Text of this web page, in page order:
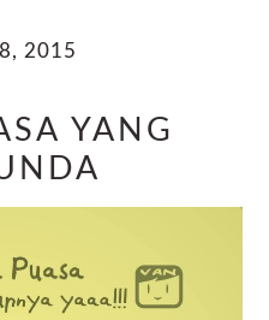
2015
YANG